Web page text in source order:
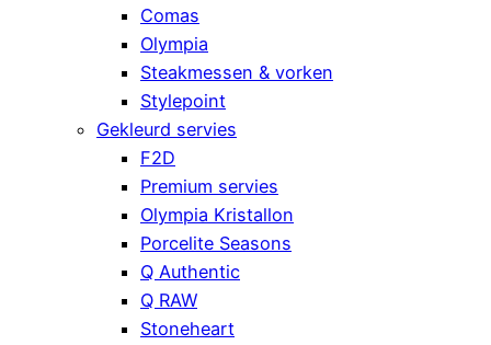
Comas
Olympia
Steakmessen & vorken
Stylepoint
Gekleurd servies
F2D
Premium servies
Olympia Kristallon
Porcelite Seasons
Q Authentic
Q RAW
Stoneheart